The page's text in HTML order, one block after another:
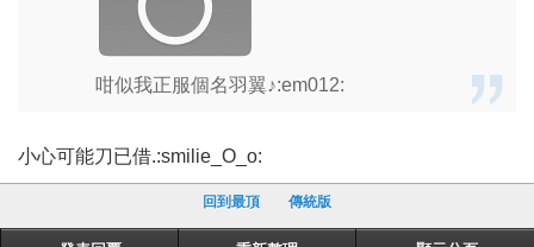
咁似我正服個名羽翼♪:em012:
小心可能刀已借.:smilie_O_o:
回到最頂 傳統版